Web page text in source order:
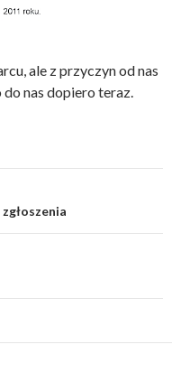
ale z przyczyn od nas
nas dopiero teraz.